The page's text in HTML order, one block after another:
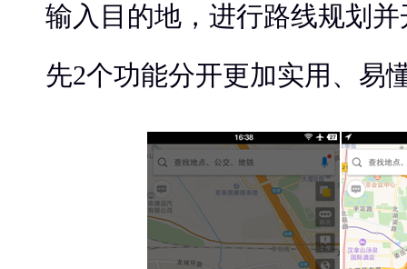
输入目的地，进行路线规划
先2个功能分开更加实用、易